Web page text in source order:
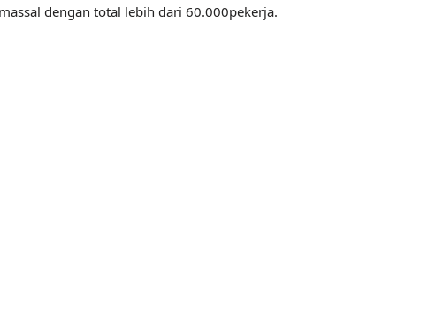
dengan total lebih dari 60.000pekerja.